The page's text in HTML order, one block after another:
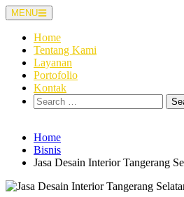
Skip
to
content
MENU
Home
Tentang Kami
Layanan
Portofolio
Kontak
Search
for:
Home
Bisnis
Jasa Desain Interior Tangerang